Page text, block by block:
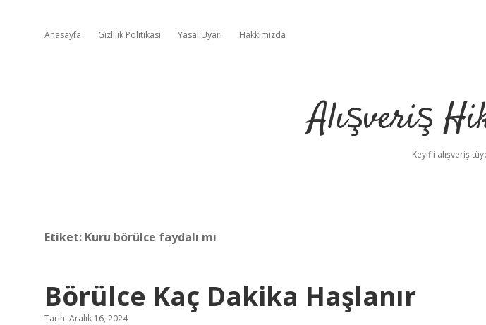
Anasayfa Gizlilik Politikası Yasal Uyarı Hakkımızda
Alışveriş
Keyifli alışveriş
Etiket: Kuru börülce faydalı mı
Börülce Kaç Dakika Haşlanır
Tarih: Aralık 16, 2024